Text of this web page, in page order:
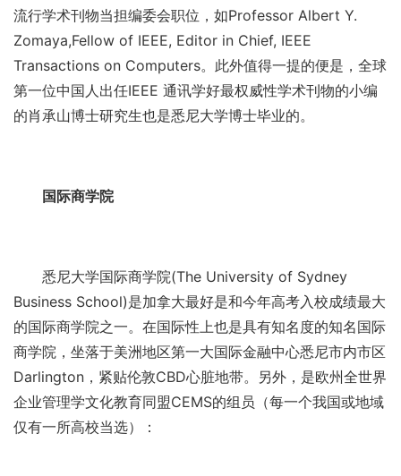
流行学术刊物当担编委会职位，如Professor Albert Y.
Zomaya,Fellow of IEEE, Editor in Chief, IEEE
Transactions on Computers。此外值得一提的便是，全球
第一位中国人出任IEEE 通讯学好最权威性学术刊物的小编
的肖承山博士研究生也是悉尼大学博士毕业的。
国际商学院
悉尼大学国际商学院(The University of Sydney
Business School)是加拿大最好是和今年高考入校成绩最大
的国际商学院之一。在国际性上也是具有知名度的知名国际
商学院，坐落于美洲地区第一大国际金融中心悉尼市内市区
Darlington，紧贴伦敦CBD心脏地带。另外，是欧州全世界
企业管理学文化教育同盟CEMS的组员（每一个我国或地域
仅有一所高校当选）：